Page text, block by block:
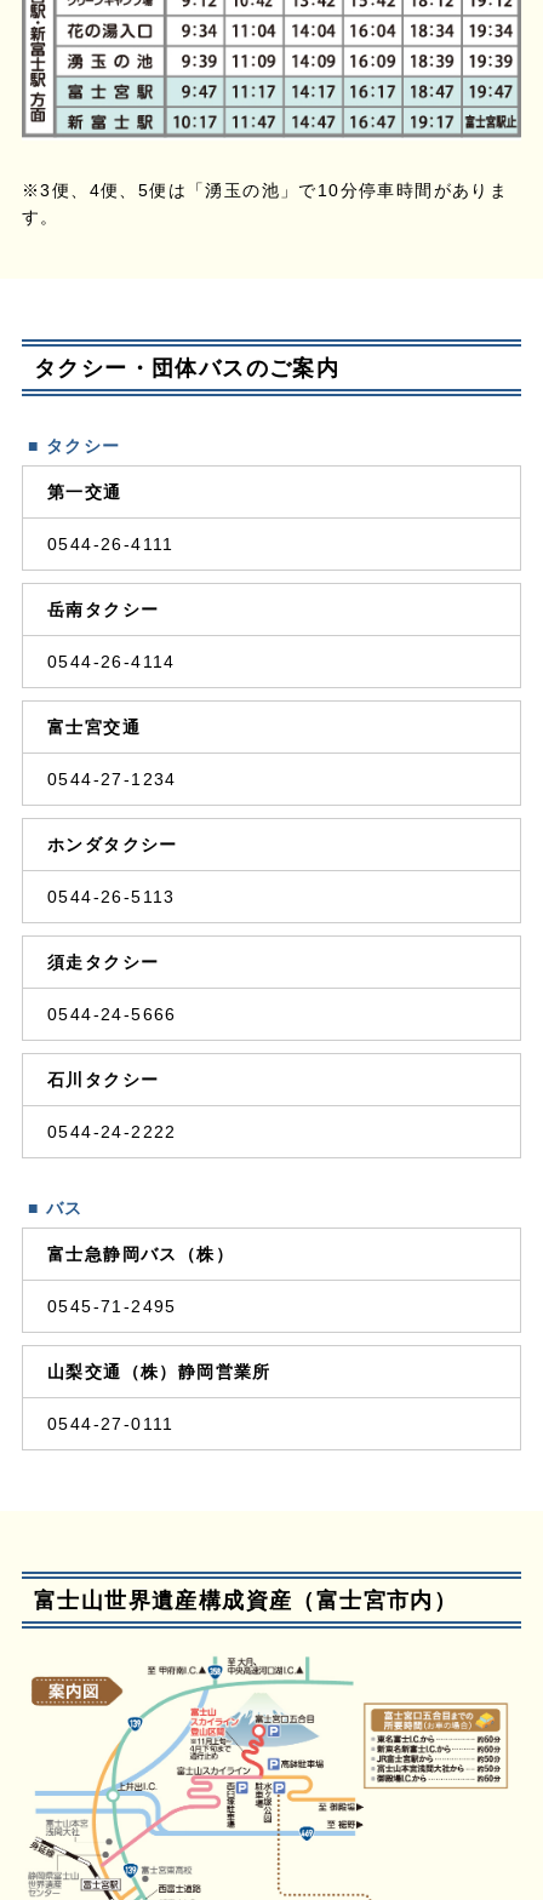
※3便、4便、5便は「湧玉の池」で10分停車時間がありま
す。
タクシー・団体バスのご案内
■ タクシー
第一交通
0544-26-4111
岳南タクシー
0544-26-4114
富士宮交通
0544-27-1234
ホンダタクシー
0544-26-5113
須走タクシー
0544-24-5666
石川タクシー
0544-24-2222
■ バス
富士急静岡バス（株）
0545-71-2495
山梨交通（株）静岡営業所
0544-27-0111
富士山世界遺産構成資産（富士宮市内）